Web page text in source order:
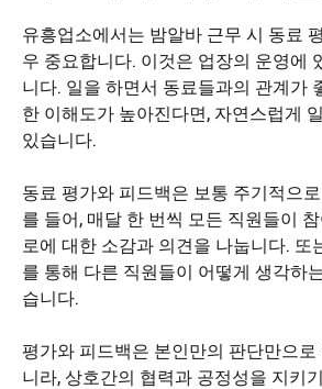
유흥업소에서는 밤알바 근무 시 동료
우 중요합니다. 이것은 업장의 운영에
니다. 일을 하면서 동료들과의 관계가
한 이해도가 높아진다면, 자연스럽게
있습니다.
동료 평가와 피드백은 보통 주기적으
를 들어, 매달 한 번씩 모든 직원들이
로에 대한 소감과 의견을 나눕니다. 또
를 통해 다른 직원들이 어떻게 생각하
습니다.
평가와 피드백은 본인만의 판단만으
니라, 상호간의 협력과 공정성을 지키